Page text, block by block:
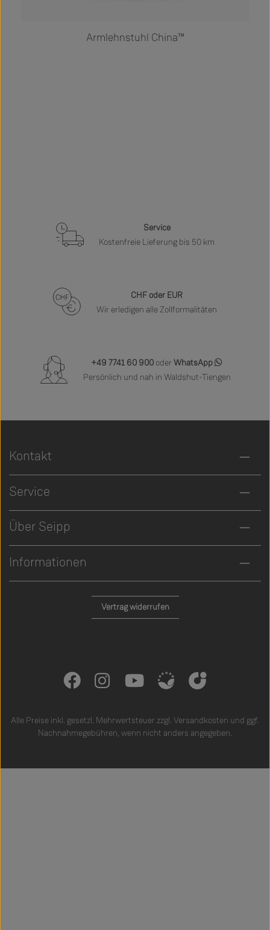
Armlehnstuhl China™
Service
Kostenfreie Lieferung bis 50 km
CHF oder EUR
Wir erledigen alle Zollformalitäten
+49 7741 60 900 oder WhatsApp
Persönlich und nah in Waldshut-Tiengen
Kontakt
Service
Über Seipp
Informationen
Vertrag widerrufen
Alle Preise inkl. gesetzl. Mehrwertsteuer zzgl. Versandkosten und ggf.
Nachnahmegebühren, wenn nicht anders angegeben.